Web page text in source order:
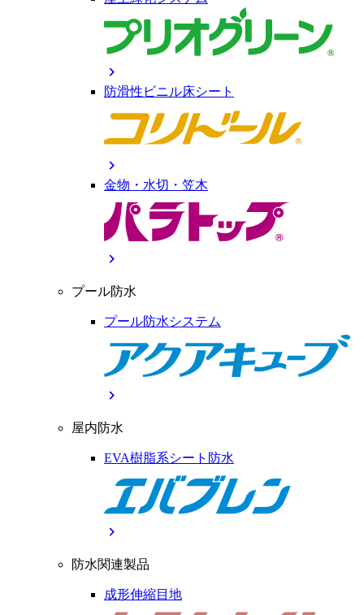
chevron_right
防滑性ビニル床シート
chevron_right
金物・水切・笠木
chevron_right
プール防水
プール防水システム
chevron_right
屋内防水
EVA樹脂系シート防水
chevron_right
防水関連製品
成形伸縮目地